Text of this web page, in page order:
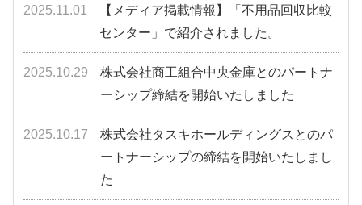
2025.11.01
【メディア掲載情報】「不用品回収比較
センター」で紹介されました。
2025.10.29
株式会社商工組合中央金庫とのパートナ
ーシップ締結を開始いたしました
2025.10.17
株式会社タスキホールディングスとのパ
ートナーシップの締結を開始いたしまし
た